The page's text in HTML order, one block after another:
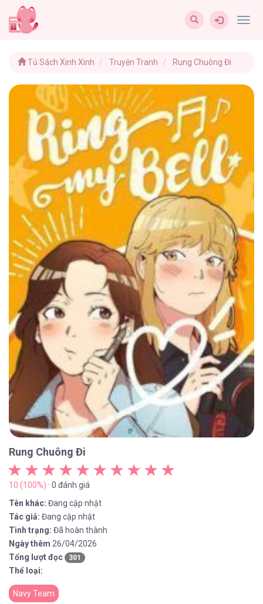
Tủ Sách Xinh Xinh Truyện Tranh Rung Chuông Đi
Rung Chuông Đi
10 (100%) · 0 đánh giá
Tên khác: Đang cập nhật
Tác giả: Đang cập nhật
Tình trạng: Đã hoàn thành
Ngày thêm 26/04/2026
Tổng lượt đọc
301
Thể loại:
Navy Team